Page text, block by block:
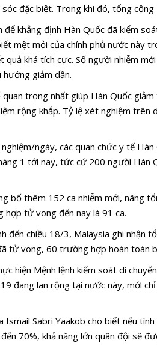
đặc biệt. Trong khi đó, tổng
để khẳng định Hàn Quốc đã kiểm
mệt mỏi của chính phủ nước này
quả khá tích cực. Số người nhiễm
hướng giảm dần.
trọng nhất giúp Hàn Quốc giảm
rộng khắp. Tỷ lệ xét nghiệm trên
ngày, các quan chức y tế
1 tới nay, tức cứ 200 người Hàn
bố thêm 152 ca nhiễm mới, nâng
tử vong đến nay là 91 ca.
đến chiều 18/3, Malaysia ghi nhận
tử vong, 60 trường hợp hoàn toàn
hiện Mệnh lệnh kiểm soát di
đang lan rộng tại nước này, mới
Sabri Yaakob cho biết nếu tình
70%, khả năng lớn quân đội sẽ